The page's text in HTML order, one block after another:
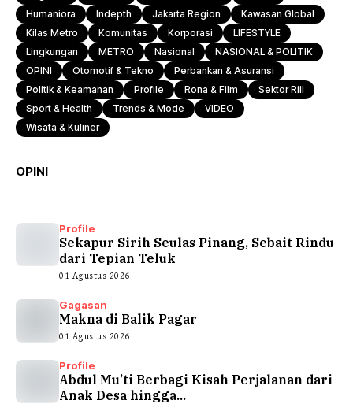
Humaniora
Indepth Jakarta Region
Kawasan Global
Kilas Metro
Komunitas Korporasi
LIFESTYLE
Lingkungan
METRO Nasional
NASIONAL & POLITIK
OPINI
Otomotif & Tekno
Perbankan & Asuransi
Politik & Keamanan
Profile Rona & Film
Sektor Riil
Sport & Health
Trends & Mode
VIDEO
Wisata & Kuliner
OPINI
Profile
Sekapur Sirih Seulas Pinang, Sebait Rindu
dari Tepian Teluk
01 Agustus 2026
Gagasan
Makna di Balik Pagar
01 Agustus 2026
Profile
Abdul Mu’ti Berbagi Kisah Perjalanan dari
Anak Desa hingga...